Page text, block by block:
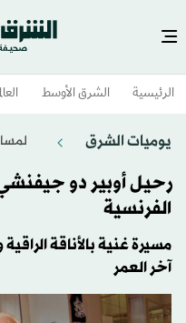
الرئيسية الشرق الأوسط​
يوميات الشرق
رحيل أوبير دو
الفرنسية
مسيرة غنية بالأناقة
آخر العمر